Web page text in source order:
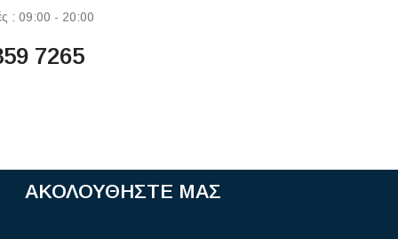
: 09:00 - 20:00
7265
ΑΚΟΛΟΥΘΗΣΤΕ ΜΑΣ